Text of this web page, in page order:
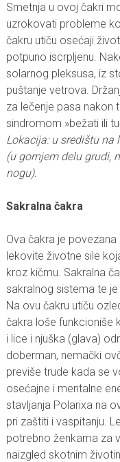
Smetnja u ovoj čakri
uzrokovati probleme
čakru utiču osećaji
potpuno iscrpljenu.
solarnog pleksusa, iz
puštanje vetrova.
za lečenje pasa nakon
sindromom »bežati ili
Lokacija: u središtu na
(u gornjem delu grudi,
nogu).
Sakralna čakra
Ova čakra je
lekovite životne sile
kroz kičmu. Sakralna
sakralnog sistema te
Na ovu čakru utiču
čakra loše funkcioniše
i lice i njuška (glava)
doberman, nemački
previše trude kada se
osećajne i mentalne
stavljanja Polarixa na
pri zaštiti i vaspitanju.
potrebno ženkama za
naizgled skotnim